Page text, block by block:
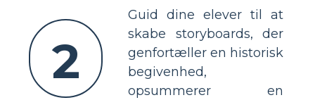
2
Guid dine elever til at
skabe storyboards, der
genfortæller en historisk
begivenhed,
opsummerer en